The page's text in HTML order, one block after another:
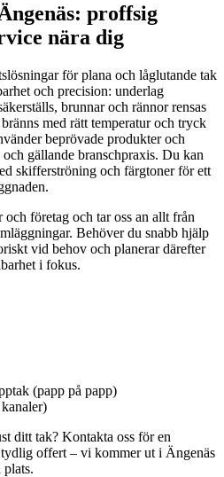
proffsig
nära dig
för plana och låglutande tak
och precision: underlag
brunnar och rännor rensas
med rätt temperatur och tryck
beprövade produkter och
gällande branschpraxis. Du kan
skifferströning och färgtoner för ett
företag och tar oss an allt från
Behöver du snabb hjälp
vid behov och planerar därefter
i fokus.
(papp på papp)
ditt tak? Kontakta oss för en
offert – vi kommer ut i Ängenäs
plats.